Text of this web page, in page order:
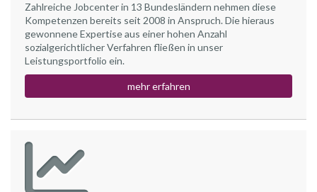
Zahlreiche Jobcenter in 13 Bundesländern nehmen diese
Kompetenzen bereits seit 2008 in Anspruch. Die hieraus
gewonnene Expertise aus einer hohen Anzahl
sozialgerichtlicher Verfahren fließen in unser
Leistungsportfolio ein.
mehr erfahren